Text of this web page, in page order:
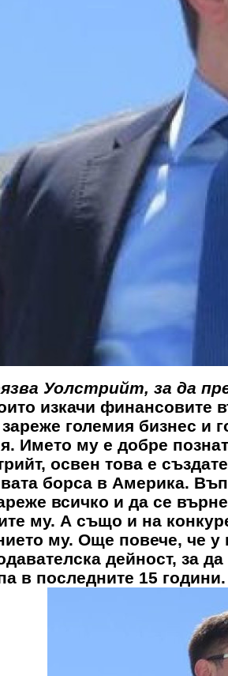
Уолстрийт, за да
изкачи финансовите
големия бизнес и
Името му е добре
освен това е
борса в Америка.
всичко и да се
му. А също и на
му. Още повече, че у
дейност, за
в последните 15 години.